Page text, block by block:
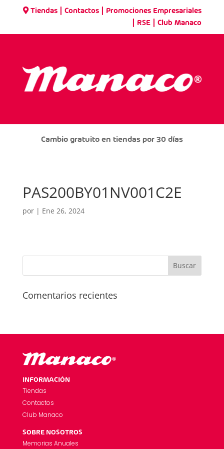
Tiendas |Contactos Promociones Empresariales
RSE |Club Manaco
Cambio gratuito en tiendas por 30 días
PAS200BY01NV001C2E
por | Ene 26, 2024
Comentarios recientes
INFORMACIÓN
Tiendas
Contactos
Club Manaco
SOBRE NOSOTROS
Memorias Anuales